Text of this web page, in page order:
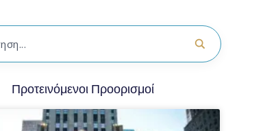
Προτεινόμενοι Προορισμοί